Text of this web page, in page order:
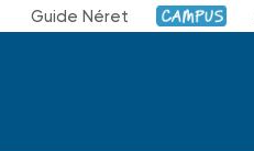
Guide Néret Campus